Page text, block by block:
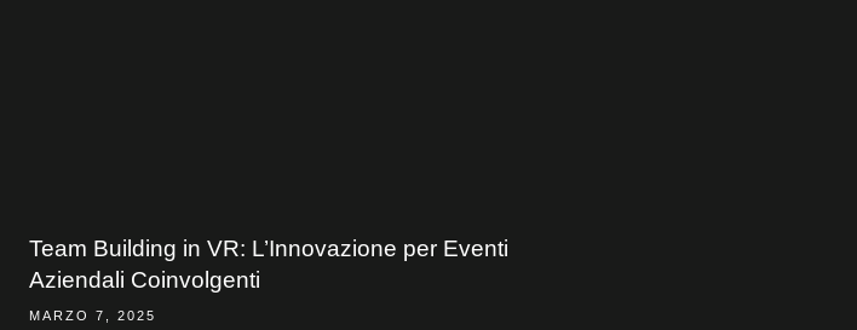
Team Building in VR: L’Innovazione per Eventi
Aziendali Coinvolgenti
MARZO 7, 2025